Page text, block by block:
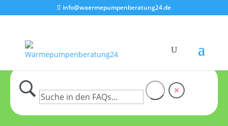
info@waermepumpenberatung24.de